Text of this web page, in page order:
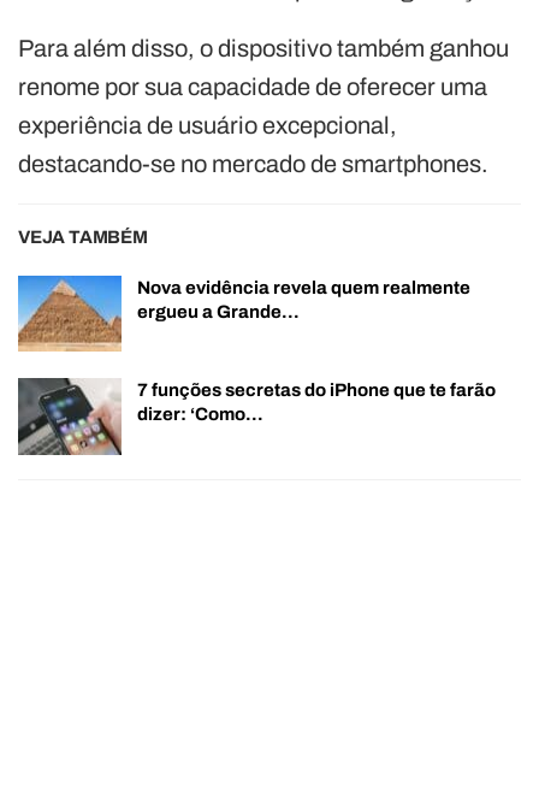
Para além disso, o dispositivo também ganhou
renome por sua capacidade de oferecer uma
experiência de usuário excepcional,
destacando-se no mercado de smartphones.
VEJA TAMBÉM
Nova evidência revela quem realmente
ergueu a Grande…
7 funções secretas do iPhone que te farão
dizer: ‘Como…